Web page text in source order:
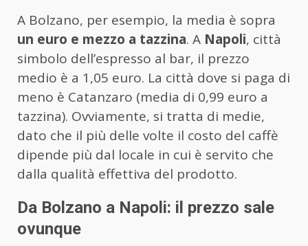
A Bolzano, per esempio, la media è sopra
un euro e mezzo a tazzina. A Napoli, città
simbolo dell’espresso al bar, il prezzo
medio è a 1,05 euro. La città dove si paga di
meno è Catanzaro (media di 0,99 euro a
tazzina). Ovviamente, si tratta di medie,
dato che il più delle volte il costo del caffè
dipende più dal locale in cui è servito che
dalla qualità effettiva del prodotto.
Da Bolzano a Napoli: il prezzo sale
ovunque